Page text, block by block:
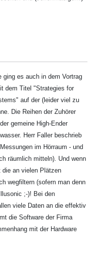
ging es auch in dem Vortrag
dem Titel "Strategies for
auf der (leider viel zu
Die Reihen der Zuhörer
gemeine High-Ender
Herr Faller beschrieb
im Hörraum - und
räumlich mitteln). Und wenn
die an vielen Plätzen
wegfiltern (sofern man denn
;-)! Bei den
viele Daten an die effektiv
die Software der Firma
mit der Hardware